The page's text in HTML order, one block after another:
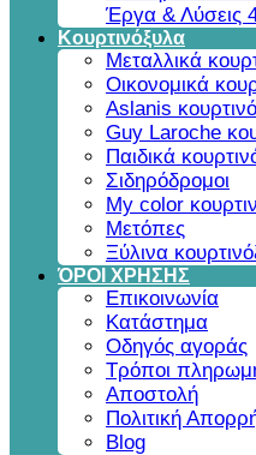
Έργα & Λύσεις
Κουρτινόξυλα
Μεταλλικά
Οικονομικά
Aslanis
Guy Laroche
Παιδικά
Σιδηρόδρομοι
My color
Μετόπες
Ξύλινα
ΌΡΟΙ ΧΡΗΣΗΣ
Επικοινωνία
Κατάστημα
Οδηγός αγοράς
Τρόποι
Αποστολή
Πολιτική
Blog